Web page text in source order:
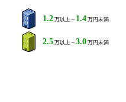
1.2 万以上～ 1.4 万円未満
2.5 万以上～ 3.0 万円未満